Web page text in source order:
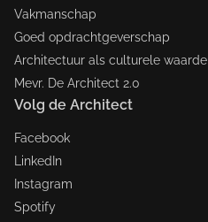
Vakmanschap
Goed opdrachtgeverschap
Architectuur als culturele waarde
Mevr. De Architect 2.0
Volg de Architect
Facebook
LinkedIn
Instagram
Spotify